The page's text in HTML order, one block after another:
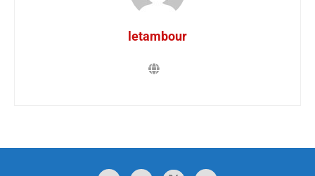
letambour